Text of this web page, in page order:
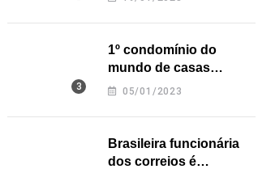
1º condomínio do
mundo de casas
impressas em 3D é
05/01/2023
Brasileira funcionária
dos correios é